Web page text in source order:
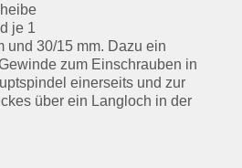
je 1
und 30/15 mm. Dazu ein
zum Einschrauben in
einerseits und zur
über ein Langloch in der